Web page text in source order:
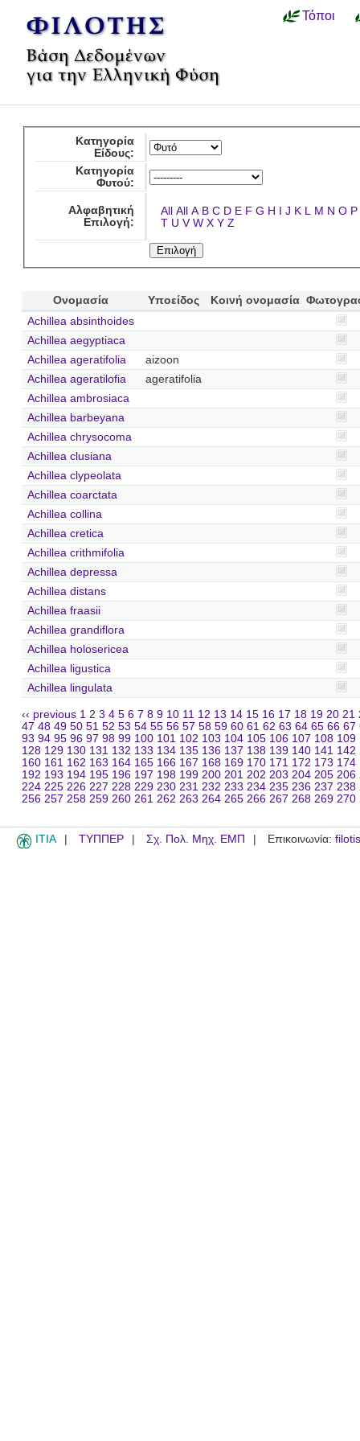
Τόποι
Κατηγορία
Είδους:
Κατηγορία
Φυτού:
Αλφαβητική
Επιλογή:
All All A B C D E F G H I J K L M N O P
T U V W X Y Z
Ονομασία Υποείδος Κοινή ονομασία
Achillea absinthoides
Achillea aegyptiaca
Achillea ageratifolia
aizoon
Achillea ageratilofia
ageratifolia
Achillea ambrosiaca
Achillea barbeyana
Achillea chrysocoma
Achillea clusiana
Achillea clypeolata
Achillea coarctata
Achillea collina
Achillea cretica
Achillea crithmifolia
Achillea depressa
Achillea distans
Achillea fraasii
Achillea grandiflora
Achillea holosericea
Achillea ligustica
Achillea lingulata
‹‹ previous 1 2 3 4 5 6 7 8 9 10 11 12 13 14 15 16 17 18 19 20 21
47 48 49 50 51 52 53 54 55 56 57 58 59 60 61 62 63 64 65 66 67
93 94 95 96 97 98 99 100 101 102 103 104 105 106 107 108 109
128 129 130 131 132 133 134 135 136 137 138 139 140 141 142
160 161 162 163 164 165 166 167 168 169 170 171 172 173 174
192 193 194 195 196 197 198 199 200 201 202 203 204 205 206
224 225 226 227 228 229 230 231 232 233 234 235 236 237 238
256 257 258 259 260 261 262 263 264 265 266 267 268 269 270
ITIA ΤΥΠΠΕΡ Σχ. Πολ. Μηχ. ΕΜΠ Επικοινωνία: